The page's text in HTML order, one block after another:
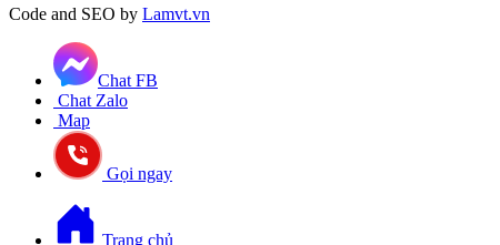
Code and SEO by Lamvt.vn
Chat FB
Chat Zalo
Map
Gọi ngay
Trang chủ